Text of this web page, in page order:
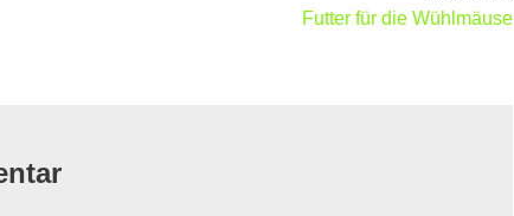
Futter für die Wühlmäuse